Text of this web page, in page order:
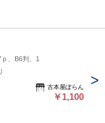
、B6判、1
古本屋ぽらん
￥1,100